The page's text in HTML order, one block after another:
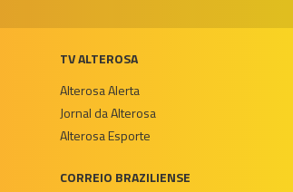
TV ALTEROSA
Alterosa Alerta
Jornal da Alterosa
Alterosa Esporte
CORREIO BRAZILIENSE